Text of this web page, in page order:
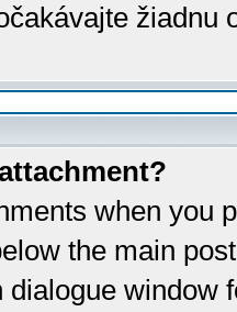
žiadnu
when you
the main
dialogue window